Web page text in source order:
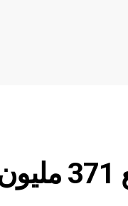
تقرير: شركة تعدين البيتكوين ‘فينيكس’ تجمع